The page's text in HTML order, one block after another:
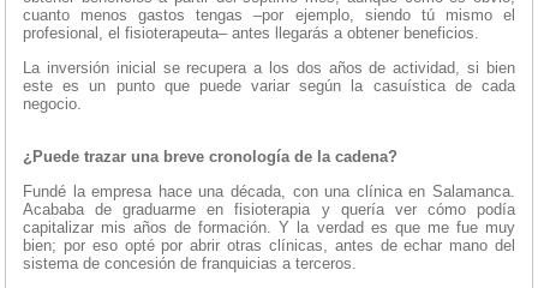
cuanto menos gastos tengas –por ejemplo, siendo tú mismo el
profesional, el fisioterapeuta– antes llegarás a obtener beneficios.
La inversión inicial se recupera a los dos años de actividad, si bien
este es un punto que puede variar según la casuística de cada
negocio.
¿Puede trazar una breve cronología de la cadena?
Fundé la empresa hace una década, con una clínica en Salamanca.
Acababa de graduarme en fisioterapia y quería ver cómo podía
capitalizar mis años de formación. Y la verdad es que me fue muy
bien; por eso opté por abrir otras clínicas, antes de echar mano del
sistema de concesión de franquicias a terceros.